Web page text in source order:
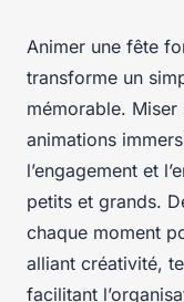
Animer une fête
transforme un
mémorable.
animations
l’engagement et
petits et grands.
chaque moment
alliant créativité,
facilitant